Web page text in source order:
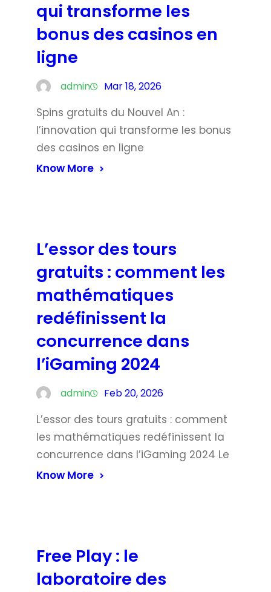
qui transforme les
bonus des casinos en
ligne
admin Mar 18, 2026
Spins gratuits du Nouvel An :
l’innovation qui transforme les bonus
des casinos en ligne
Know More
L’essor des tours
gratuits : comment les
mathématiques
redéfinissent la
concurrence dans
l’iGaming 2024
admin Feb 20, 2026
L’essor des tours gratuits : comment
les mathématiques redéfinissent la
concurrence dans l’iGaming 2024 Le
Know More
Free Play : le
laboratoire des